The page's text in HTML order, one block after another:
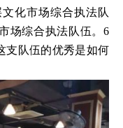
化市场综合执法队
场综合执法队伍。6
支队伍的优秀是如何